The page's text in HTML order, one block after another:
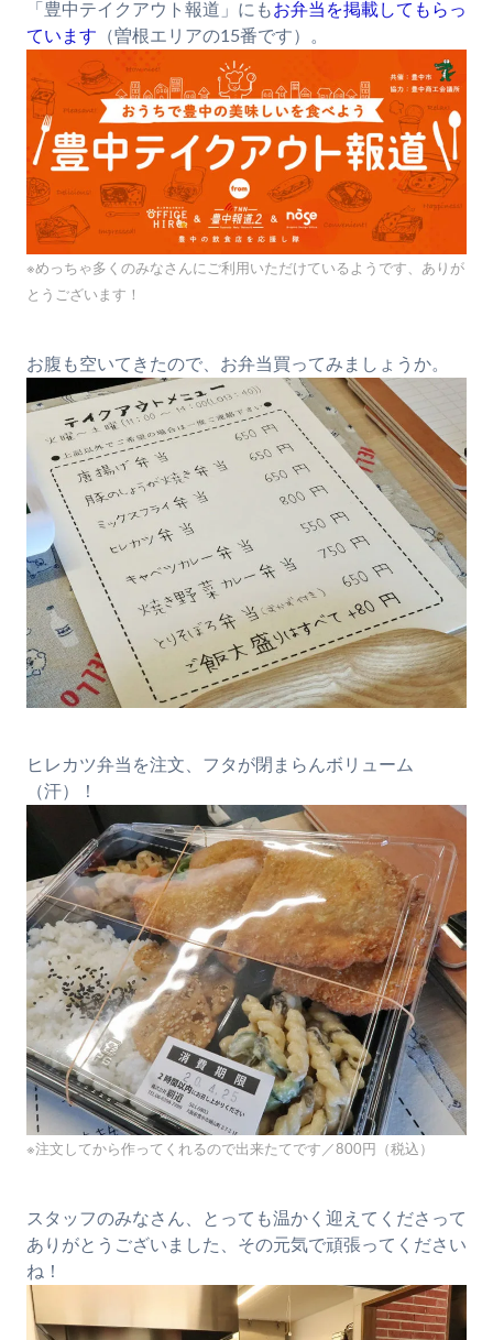
「豊中テイクアウト報道」にもお弁当を掲載してもらっ
ています （曽根エリアの15番です）。
※めっちゃ多くのみなさんにご利用いただけているようです、ありが
とうございます！
お腹も空いてきたので、お弁当買ってみましょうか。
ヒレカツ弁当を注文、フタが閉まらんボリューム
（汗）！
※注文してから作ってくれるので出来たてです／800円（税込）
スタッフのみなさん、とっても温かく迎えてくださって
ありがとうございました、その元気で頑張ってください
ね！